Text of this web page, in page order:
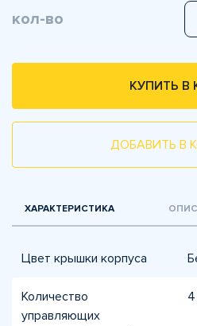
кол-во
КУПИТЬ В
ДОБАВИТЬ В
ХАРАКТЕРИСТИКА
Цвет крышки корпуса
Количество
управляющих
4